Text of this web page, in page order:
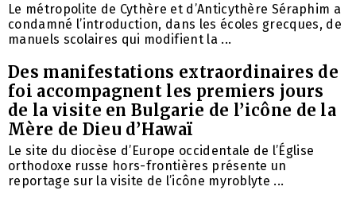
Le métropolite de Cythère et d’Anticythère Séraphim a
condamné l’introduction, dans les écoles grecques, de
manuels scolaires qui modifient la ...
Des manifestations extraordinaires de
foi accompagnent les premiers jours
de la visite en Bulgarie de l’icône de la
Mère de Dieu d’Hawaï
Le site du diocèse d’Europe occidentale de l’Église
orthodoxe russe hors-frontières présente un
reportage sur la visite de l’icône myroblyte ...